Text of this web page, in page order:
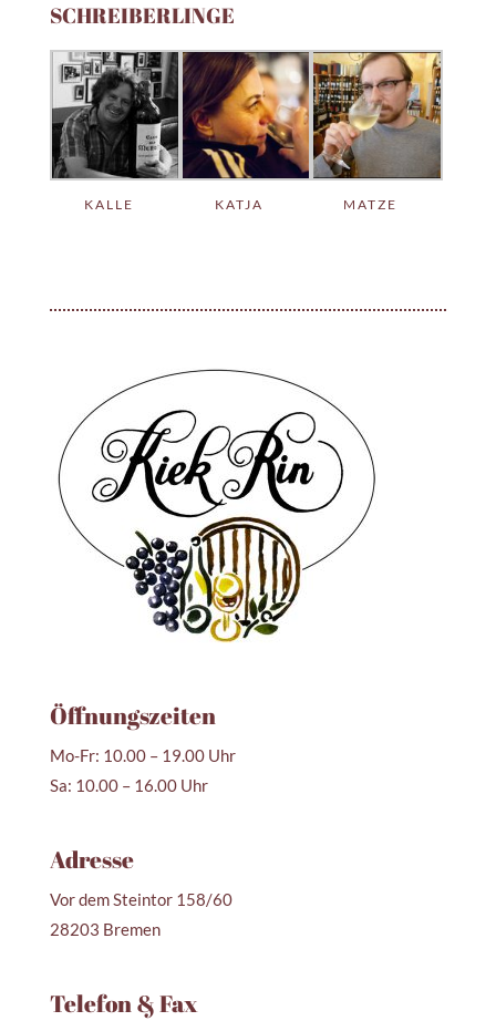
SCHREIBERLINGE
KALLE KATJA MATZE
Öffnungszeiten
Mo-Fr: 10.00 – 19.00 Uhr
Sa: 10.00 – 16.00 Uhr
Adresse
Vor dem Steintor 158/60
28203 Bremen
Telefon & Fax